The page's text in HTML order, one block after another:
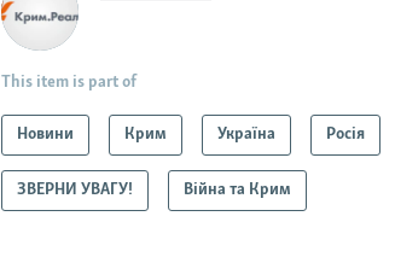
This item is part of
Новини Крим Україна Росія
ЗВЕРНИ УВАГУ! Війна та Крим